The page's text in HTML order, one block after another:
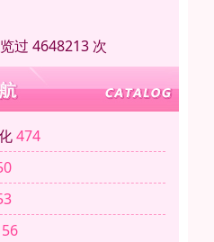
过 4648213 次
474
56